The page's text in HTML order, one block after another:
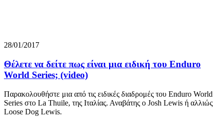
28/01/2017
Θέλετε να δείτε πως είναι μια ειδική του Enduro
World Series; (video)
Παρακολουθήστε μια από τις ειδικές διαδρομές του Enduro World
Series στο La Thuile , της Ιταλίας. Αναβάτης ο Josh Lewis ή αλλιώς
Loose Dog Lewis.